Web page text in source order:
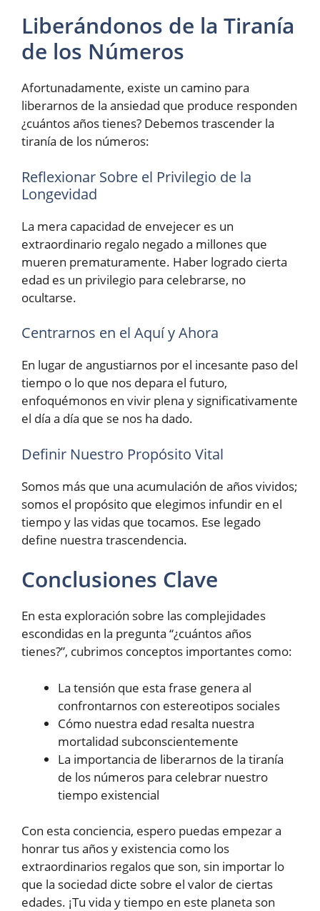
Liberándonos de la Tiranía
de los Números
Afortunadamente, existe un camino para
liberarnos de la ansiedad que produce responden
¿cuántos años tienes? Debemos trascender la
tiranía de los números:
Reflexionar Sobre el Privilegio de la
Longevidad
La mera capacidad de envejecer es un
extraordinario regalo negado a millones que
mueren prematuramente. Haber logrado cierta
edad es un privilegio para celebrarse, no
ocultarse.
Centrarnos en el Aquí y Ahora
En lugar de angustiarnos por el incesante paso del
tiempo o lo que nos depara el futuro,
enfoquémonos en vivir plena y significativamente
el día a día que se nos ha dado.
Definir Nuestro Propósito Vital
Somos más que una acumulación de años vividos;
somos el propósito que elegimos infundir en el
tiempo y las vidas que tocamos. Ese legado
define nuestra trascendencia.
Conclusiones Clave
En esta exploración sobre las complejidades
escondidas en la pregunta “¿cuántos años
tienes?”, cubrimos conceptos importantes como:
La tensión que esta frase genera al
confrontarnos con estereotipos sociales
Cómo nuestra edad resalta nuestra
mortalidad subconscientemente
La importancia de liberarnos de la tiranía
de los números para celebrar nuestro
tiempo existencial
Con esta conciencia, espero puedas empezar a
honrar tus años y existencia como los
extraordinarios regalos que son, sin importar lo
que la sociedad dicte sobre el valor de ciertas
edades. ¡Tu vida y tiempo en este planeta son